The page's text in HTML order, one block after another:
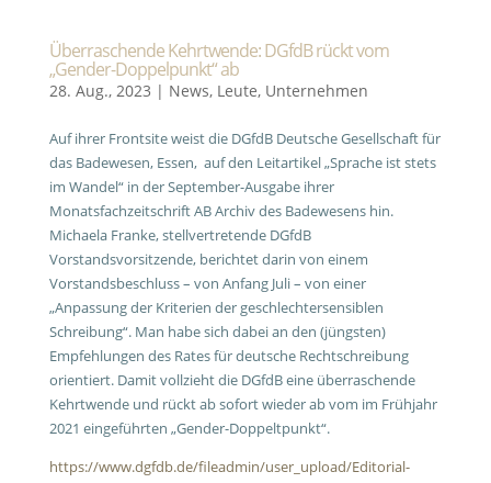
Überraschende Kehrtwende: DGfdB rückt vom
„Gender-Doppelpunkt“ ab
28. Aug., 2023 | News, Leute, Unternehmen
Auf ihrer Frontsite weist die DGfdB Deutsche Gesellschaft für
das Badewesen, Essen, auf den Leitartikel „Sprache ist stets
im Wandel“ in der September-Ausgabe ihrer
Monatsfachzeitschrift AB Archiv des Badewesens hin.
Michaela Franke, stellvertretende DGfdB
Vorstandsvorsitzende, berichtet darin von einem
Vorstandsbeschluss – von Anfang Juli – von einer
„Anpassung der Kriterien der geschlechtersensiblen
Schreibung“. Man habe sich dabei an den (jüngsten)
Empfehlungen des Rates für deutsche Rechtschreibung
orientiert. Damit vollzieht die DGfdB eine überraschende
Kehrtwende und rückt ab sofort wieder ab vom im Frühjahr
2021 eingeführten „Gender-Doppeltpunkt“.
https://www.dgfdb.de/fileadmin/user_upload/Editorial-